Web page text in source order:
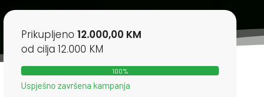
Prikupljeno12.000,00 KM
od cilja 12.000 KM
100%
Uspješno završena kampanja